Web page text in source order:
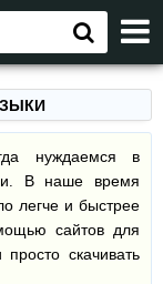
нуждаемся в
В наше время
легче и быстрее
сайтов для
скачивать